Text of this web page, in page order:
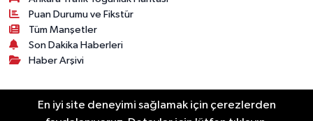
Puan Durumu ve Fikstür
Tüm Manşetler
Son Dakika Haberleri
Haber Arşivi
Künye Ekonomi Gündem Yazarlar
Spor
En iyi site deneyimi sağlamak için çerezlerden